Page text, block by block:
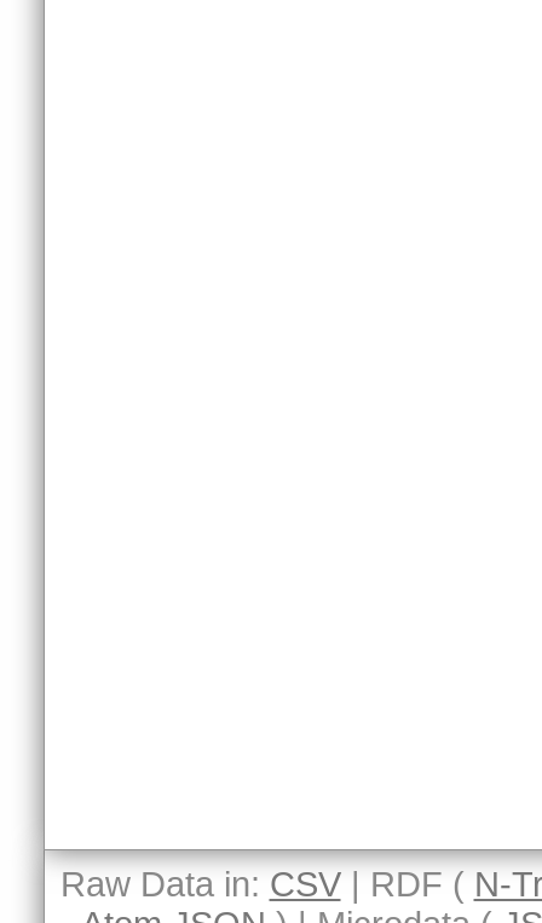
Raw Data in: CSV| RDF ( N-